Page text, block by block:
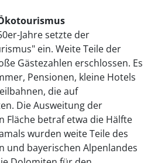
Jahre setzte der
ein. Weite Teile der
Gästezahlen erschlossen. Es
Pensionen, kleine Hotels
die auf
Die Ausweitung der
Fläche betraf etwa die Hälfte
wurden weite Teile des
und bayerischen Alpenlandes